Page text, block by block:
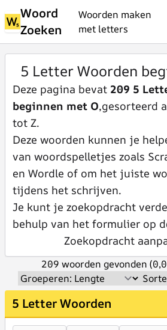
Woord
Zoeken
Woorden maken
met letters
5 Letter Woorden
Deze pagina bevat 209 5
beginnen met O,gesorteerd
tot Z.
Deze woorden kunnen je
van woordspelletjes zoals
en Wordle of om het juiste
tijdens het schrijven.
Je kunt je zoekopdracht
behulp van het formulier op
Zoekopdracht
209 woorden gevonden
5 Letter Woorden